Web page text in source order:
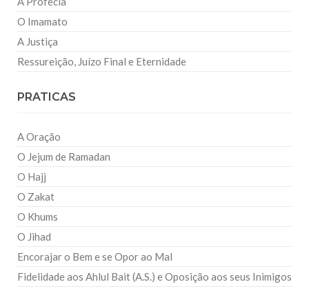
O Imamato
A Justiça
Ressureição, Juízo Final e Eternidade
PRATICAS
A Oração
O Jejum de Ramadan
O Hajj
O Zakat
O Khums
O Jihad
Encorajar o Bem e se Opor ao Mal
Fidelidade aos Ahlul Bait (A.S.) e Oposição aos seus Inimigos